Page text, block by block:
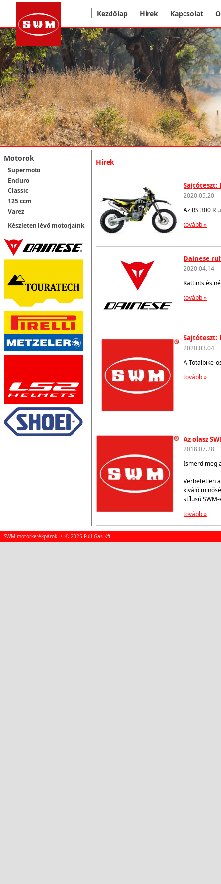
Kezdőlap Hírek Kapcsolat
Motorok
Supermoto
Enduro
Classic
125 ccm
Varez
Készleten lévő motorjaink
Hírek
Sajtóteszt:
2020.05.20
Az RS 300 R
tovább »
Dainese
2020.04.14
Kattints és
tovább »
Sajtóteszt:
2020.03.04
A Totalbike-
tovább »
Az olasz
2018.07.28
Ismerd meg
Verhetetlen
kiváló
stílusú SWM-
tovább »
SWM motorkerékpárok • © 2025 Full-Gas Kft